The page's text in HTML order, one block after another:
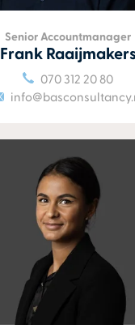
Senior Accountmanager
Frank
070 312 20 80